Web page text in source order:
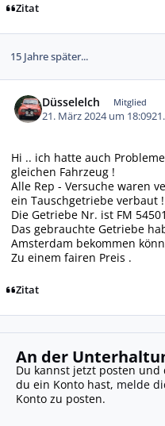
Zitat
15 Jahre später...
Düsselelch Mitglied
21. März 2024 um 18:09
Hi .. ich hatte auch
gleichen Fahrzeug !
Alle Rep - Versuche waren
ein Tauschgetriebe verbaut !
Die Getriebe Nr. ist FM
Das gebrauchte Getriebe
Amsterdam bekommen
Zu einem fairen Preis .
Zitat
An der
Du kannst jetzt posten
du ein Konto hast, melde
Konto zu posten.